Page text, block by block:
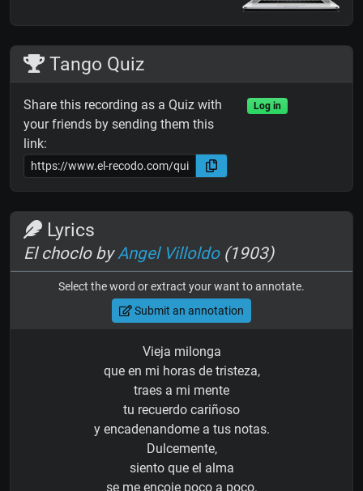
Tango Quiz
Share this recording as a Quiz with
your friends by sending them this
link:
Log in
Lyrics
El choclo byAngel Villoldo(1903)
Select the word or extract your want to annotate.
Submit an annotation
Vieja milonga
que en mi horas de tristeza,
traes a mi mente
tu recuerdo cariñoso
y encadenandome a tus notas.
Dulcemente,
siento que el alma
se me encoje poco a poco.